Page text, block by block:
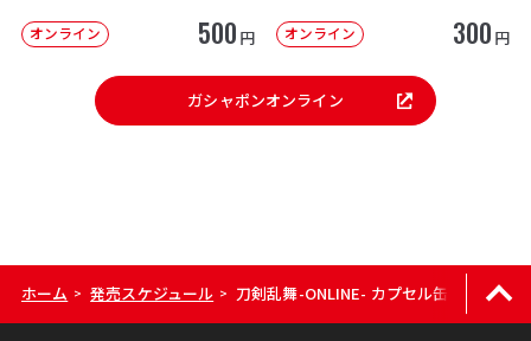
オンライン 500 円 オンライン 300 円
ガシャポンオンライン
ホーム > 発売スケジュール > 刀剣乱舞-ONLINE- カプセル缶バッジコレ